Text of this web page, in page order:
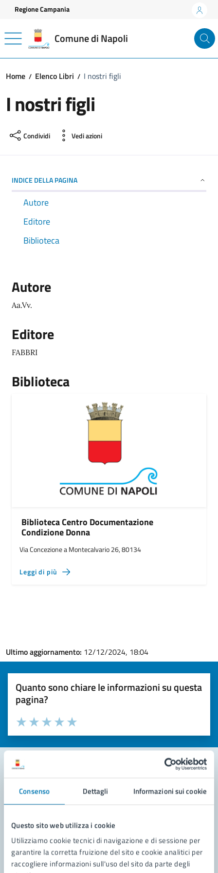
Consenso Dettagli Informazioni sui cookie
Questo sito web utilizza i cookie
Utilizziamo cookie tecnici di navigazione e di sessione per
garantire la corretta fruizione del sito e cookie analitici per
raccogliere informazioni sull'uso del sito da parte degli
Vai ai contenuti
Vai al footer
Regione Campania
Comune di Napoli
Home Elenco Libri I nostri figli
I nostri figli
Condividi Vedi azioni
INDICE DELLA PAGINA
Autore
Editore
Biblioteca
Autore
Aa.Vv.
Editore
FABBRI
Biblioteca
Biblioteca Centro Documentazione
Condizione Donna
Via Concezione a Montecalvario 26, 80134
Leggi di più
Ultimo aggiornamento: 12/12/2024, 18:04
Quanto sono chiare le informazioni su questa
pagina?
Valuta la chiarezza delle informazioni (da 1 a 5 stelle)
Seleziona il numero di stelle per valutare la chiarezza delle
Valuta 5 stelle su 5
Valuta 4 stelle su 5
Valuta 3 stelle su 5
Valuta 2 stelle su 5
Valuta 1 stelle su 5
Contatta il comune
Leggi le domande frequenti
Richiedi assistenza
Prenota appuntamento